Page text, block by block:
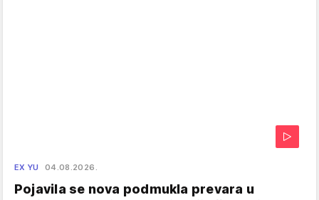
EX YU 04.08.2026.
Pojavila se nova podmukla prevara u